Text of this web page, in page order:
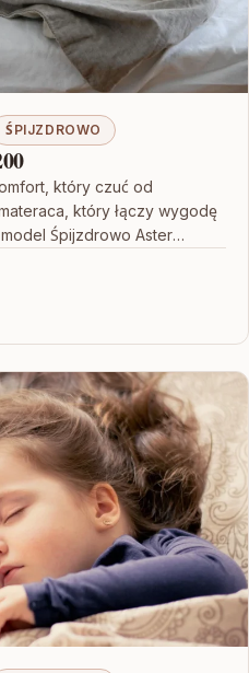
ŚPIJZDROWO
który czuć od
który łączy wygodę
Śpijzdrowo Aster